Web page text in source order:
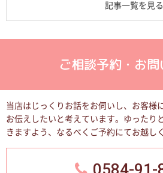
記事一覧を見る
ご相談予約・お
当店はじっくりお話をお伺いし、お客様
お伝えしたいと考えています。
ゆったり
きますよう、なるべくご予約にてお越し